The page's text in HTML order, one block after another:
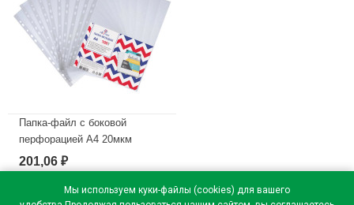
Мы используем куки-файлы (cookies) для вашего
Папка-файл с боковой
перфорацией А4 20мкм
апельсиновая корка (Attomex)
КОМПЛЕКТ 100шт./уп.
арт.3050903
201,06 ₽